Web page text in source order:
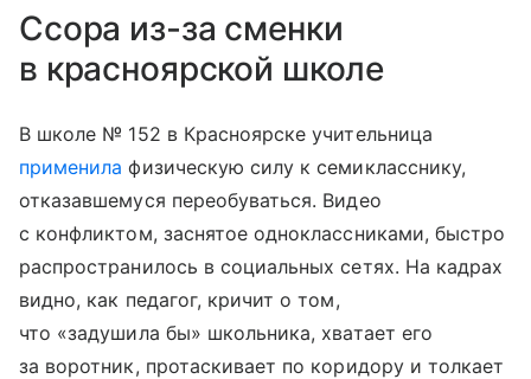
Ссора из-за сменки
в красноярской школе
В школе № 152 в Красноярске учительница
применила физическую силу к семикласснику,
отказавшемуся переобуваться. Видео
с конфликтом, заснятое одноклассниками, быстро
распространилось в социальных сетях. На кадрах
видно, как педагог, кричит о том,
что «задушила бы» школьника, хватает его
за воротник, протаскивает по коридору и толкает